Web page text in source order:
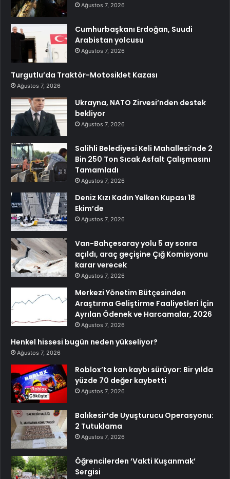
Ağustos 7, 2026
Cumhurbaşkanı Erdoğan, Suudi
Arabistan yolcusu
Ağustos 7, 2026
Turgutlu’da Traktör-Motosiklet Kazası
Ağustos 7, 2026
Ukrayna, NATO Zirvesi’nden destek
bekliyor
Ağustos 7, 2026
Salihli Belediyesi Keli Mahallesi’nde 2
Bin 250 Ton Sıcak Asfalt Çalışmasını
Tamamladı
Ağustos 7, 2026
Deniz Kızı Kadın Yelken Kupası 18
Ekim’de
Ağustos 7, 2026
Van-Bahçesaray yolu 5 ay sonra
açıldı, araç geçişine Çığ Komisyonu
karar verecek
Ağustos 7, 2026
Merkezi Yönetim Bütçesinden
Araştırma Geliştirme Faaliyetleri İçin
Ayrılan Ödenek ve Harcamalar, 2026
Ağustos 7, 2026
Henkel hissesi bugün neden yükseliyor?
Ağustos 7, 2026
Roblox’ta kan kaybı sürüyor: Bir yılda
yüzde 70 değer kaybetti
Ağustos 7, 2026
Balıkesir’de Uyuşturucu Operasyonu:
2 Tutuklama
Ağustos 7, 2026
Öğrencilerden ‘Vakti Kuşanmak’
Sergisi